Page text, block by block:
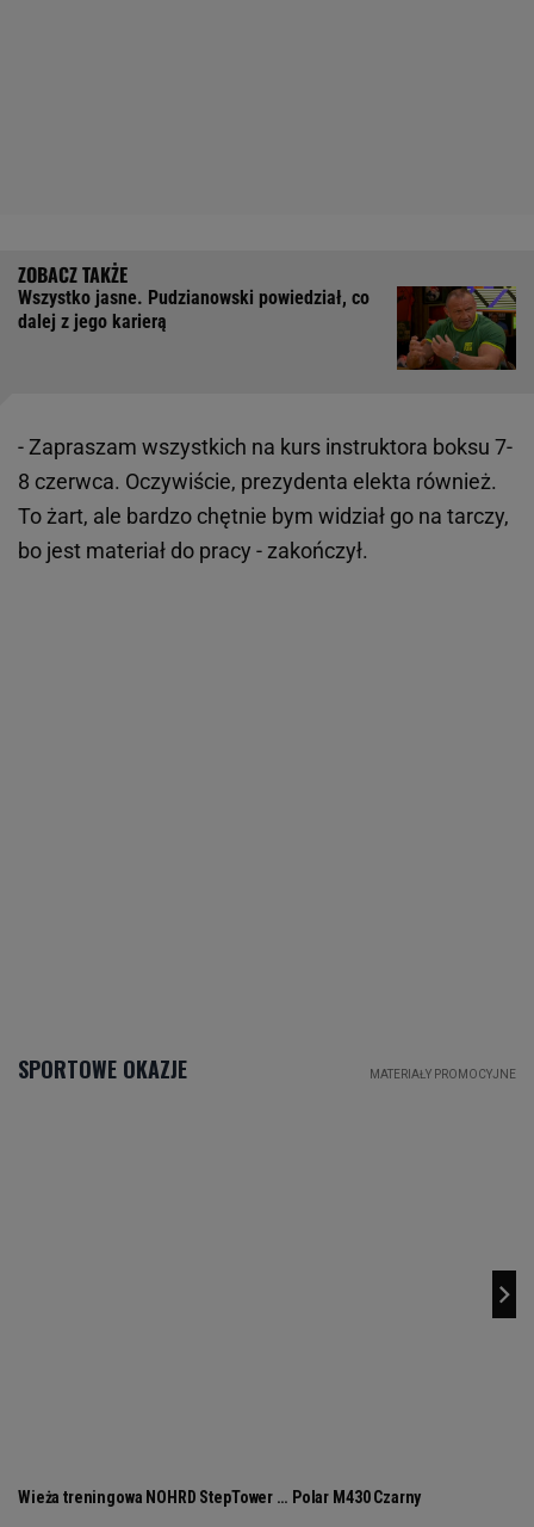
Wszystko jasne. Pudzianowski powiedział, co
dalej z jego karierą
- Zapraszam wszystkich na kurs instruktora boksu 7-
8 czerwca. Oczywiście, prezydenta elekta również.
To żart, ale bardzo chętnie bym widział go na tarczy,
bo jest materiał do pracy - zakończył.